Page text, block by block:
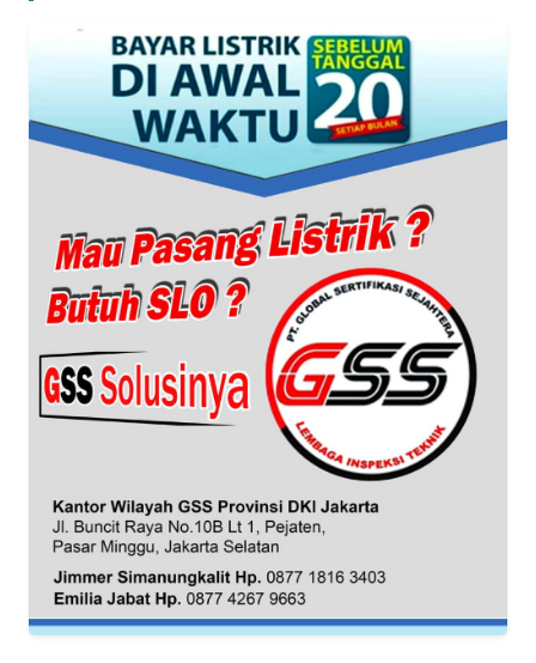
WN
BANTEN
NTT
WN
KEPRI
WN
PAPUA
PAPUA
BARAT
WN
RIAU